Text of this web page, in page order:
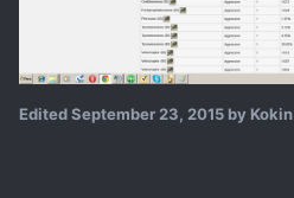
EditedSeptember 23, 2015 by Kokin